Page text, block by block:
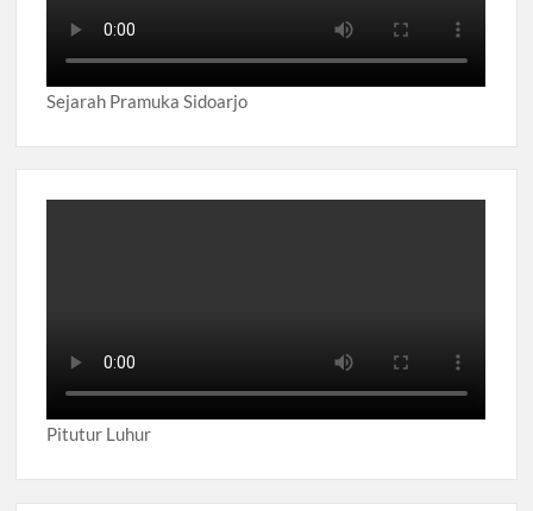
Sejarah Pramuka Sidoarjo
Pitutur Luhur